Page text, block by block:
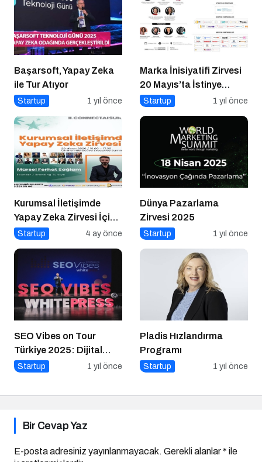
Başarsoft, Yapay Zeka
ile Tur Atıyor
Startup 1 yıl önce
Marka İnisiyatifi Zirvesi
20 Mayıs’ta İstinye
Üniversitesi’nde!
Startup 1 yıl önce
Kurumsal İletişimde
Yapay Zeka Zirvesi İçin
Geri Sayım!
Startup 4 ay önce
Dünya Pazarlama
Zirvesi 2025
Startup 1 yıl önce
SEO Vibes on Tour
Türkiye 2025: Dijital
Dünyanın Nabzını Tutan
Startup 1 yıl önce
Pladis Hızlandırma
Programı
Startup 1 yıl önce
Bir Cevap Yaz
E-posta adresiniz yayınlanmayacak. Gerekli alanlar* ile